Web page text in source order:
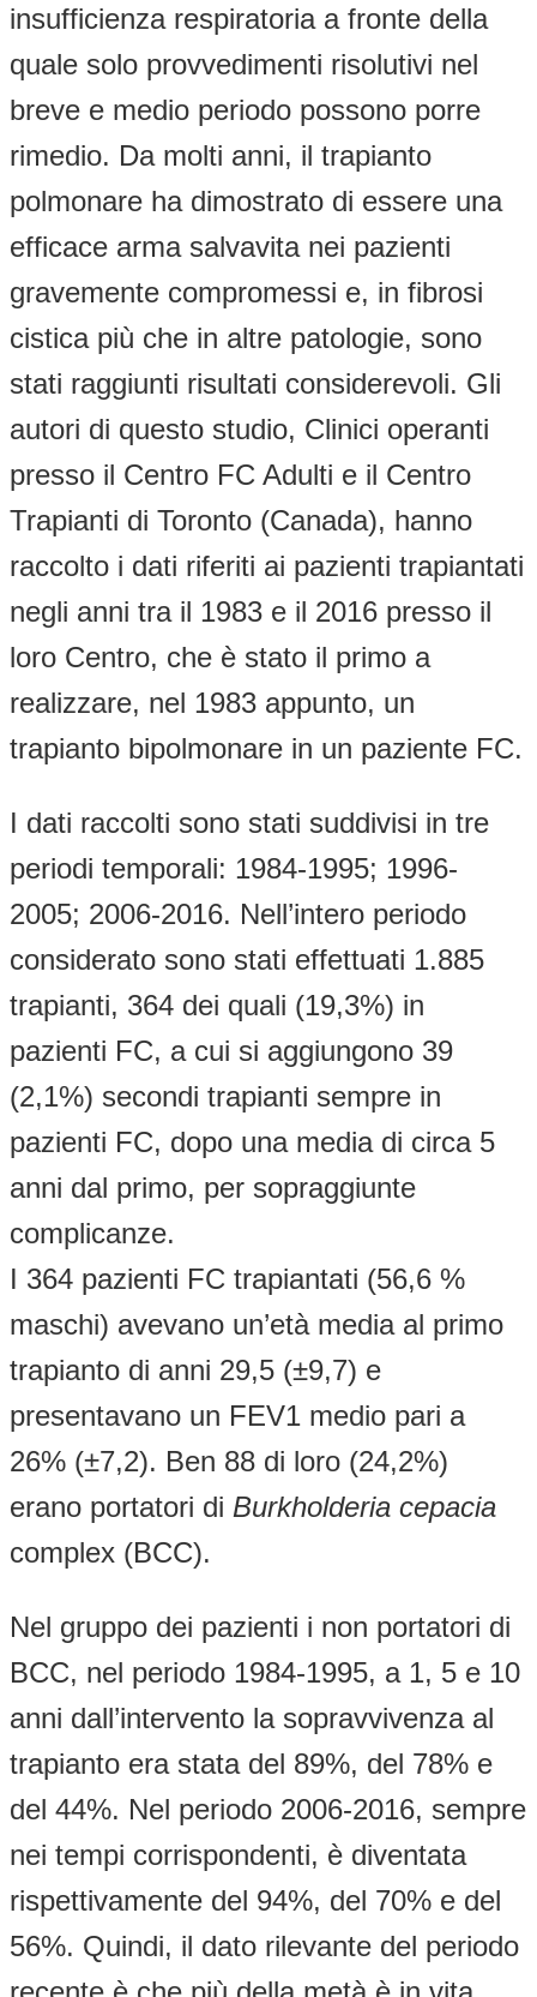
insufficienza respiratoria a fronte della
quale solo provvedimenti risolutivi nel
breve e medio periodo possono porre
rimedio. Da molti anni, il trapianto
polmonare ha dimostrato di essere una
efficace arma salvavita nei pazienti
gravemente compromessi e, in fibrosi
cistica più che in altre patologie, sono
stati raggiunti risultati considerevoli. Gli
autori di questo studio, Clinici operanti
presso il Centro FC Adulti e il Centro
Trapianti di Toronto (Canada), hanno
raccolto i dati riferiti ai pazienti trapiantati
negli anni tra il 1983 e il 2016 presso il
loro Centro, che è stato il primo a
realizzare, nel 1983 appunto, un
trapianto bipolmonare in un paziente FC.
I dati raccolti sono stati suddivisi in tre
periodi temporali: 1984-1995; 1996-
2005; 2006-2016. Nell’intero periodo
considerato sono stati effettuati 1.885
trapianti, 364 dei quali (19,3%) in
pazienti FC, a cui si aggiungono 39
(2,1%) secondi trapianti sempre in
pazienti FC, dopo una media di circa 5
anni dal primo, per sopraggiunte
complicanze.
I 364 pazienti FC trapiantati (56,6 %
maschi) avevano un’età media al primo
trapianto di anni 29,5 (±9,7) e
presentavano un FEV1 medio pari a
26% (±7,2). Ben 88 di loro (24,2%)
erano portatori di Burkholderia cepacia
complex (BCC).
Nel gruppo dei pazienti i non portatori di
BCC, nel periodo 1984-1995, a 1, 5 e 10
anni dall’intervento la sopravvivenza al
trapianto era stata del 89%, del 78% e
del 44%. Nel periodo 2006-2016, sempre
nei tempi corrispondenti, è diventata
rispettivamente del 94%, del 70% e del
56%. Quindi, il dato rilevante del periodo